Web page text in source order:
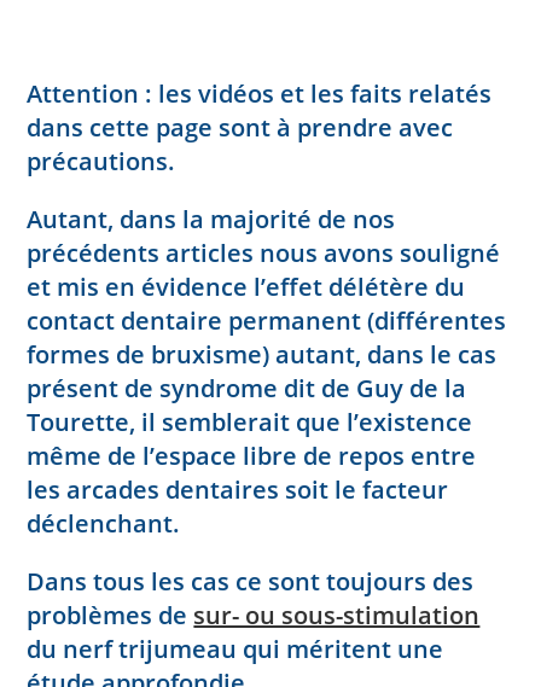
Attention : les vidéos et les faits relatés
dans cette page sont à prendre avec
précautions.
Autant, dans la majorité de nos
précédents articles nous avons souligné
et mis en évidence l’effet délétère du
contact dentaire permanent (différentes
formes de bruxisme) autant, dans le cas
présent de syndrome dit de Guy de la
Tourette, il semblerait que l’existence
même de l’espace libre de repos entre
les arcades dentaires soit le facteur
déclenchant.
Dans tous les cas ce sont toujours des
problèmes de sur- ou sous-stimulation
du nerf trijumeau qui méritent une